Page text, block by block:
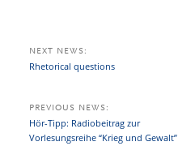
NEXT NEWS:
Rhetorical questions
PREVIOUS NEWS:
Hör-Tipp: Radiobeitrag zur
Vorlesungsreihe “Krieg und Gewalt”